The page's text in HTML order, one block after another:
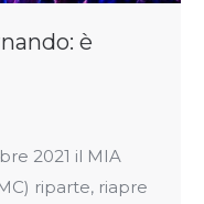
è
2021 il MIA
riparte, riapre